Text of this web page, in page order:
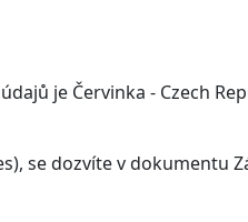
je Červinka - Czech
se dozvíte v dokumentu